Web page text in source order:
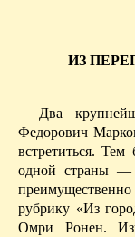
ИЗ
Два
Федорович
встретиться. Тем
одной страны —
рубрику «Из
Омри
Ронен.